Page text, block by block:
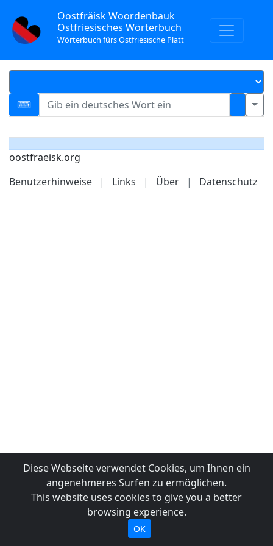
Oostfräisk Woordenbauk
Ostfriesisches Wörterbuch
Wörterbuch fürs Ostfriesische Platt
oostfraeisk.org
Benutzerhinweise
| Links | Über | Datenschutz
Diese Webseite verwendet Cookies, um Ihnen ein
angenehmeres Surfen zu ermöglichen.
This website uses cookies to give you a better
browsing experience.
OK